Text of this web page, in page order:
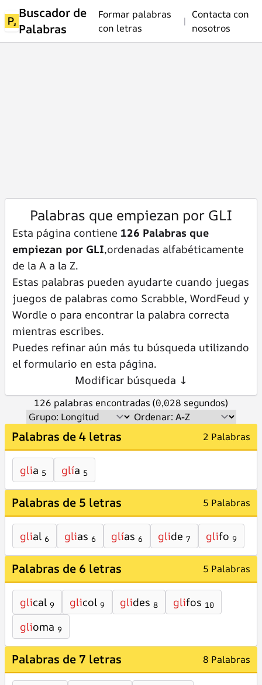
Buscador de
Palabras
Formar palabras
con letras
|
Contacta con
nosotros
Palabras que empiezan por GLI
Esta página contiene 126 Palabras que
empiezan por GLI,ordenadas alfabéticamente
de la A a la Z.
Estas palabras pueden ayudarte cuando juegas
juegos de palabras como Scrabble, WordFeud y
Wordle o para encontrar la palabra correcta
mientras escribes.
Puedes refinar aún más tu búsqueda utilizando
el formulario en esta página.
Modificar búsqueda ↓
126 palabras encontradas (0,028 segundos)
Palabras de 4 letras 2 Palabras
glia 5 glía 5
Palabras de 5 letras 5 Palabras
glial 6 glias 6 glías 6 glide 7 glifo 9
Palabras de 6 letras 5 Palabras
glical 9 glicol 9 glides 8 glifos 10
glioma 9
Palabras de 7 letras 8 Palabras